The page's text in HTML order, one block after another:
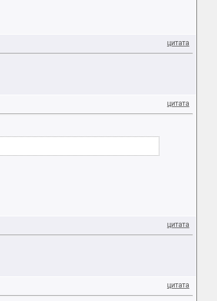
цитата
цитата
цитата
цитата